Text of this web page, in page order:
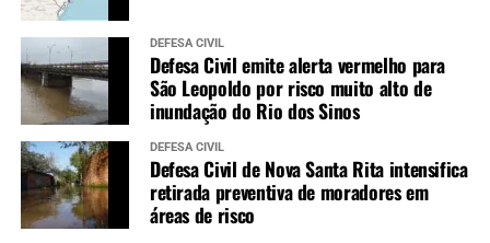
DEFESA CIVIL
Defesa Civil emite alerta vermelho para
São Leopoldo por risco muito alto de
inundação do Rio dos Sinos
DEFESA CIVIL
Defesa Civil de Nova Santa Rita intensifica
retirada preventiva de moradores em
áreas de risco